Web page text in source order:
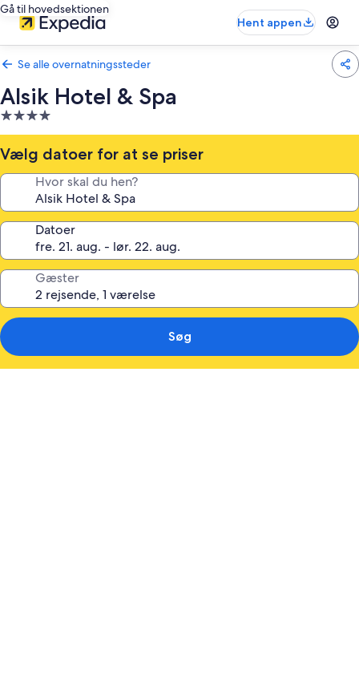
Gå til hovedsektionen
Hent appen
Se alle overnatningssteder
Alsik Hotel & Spa
4.0-
stjernet
overnatningssted
Vælg datoer for at se priser
Hvor skal du hen?
Datoer
Gæster
Søg